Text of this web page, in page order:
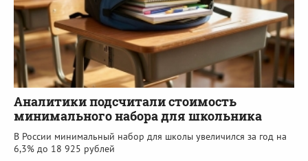
Аналитики подсчитали стоимость
минимального набора для школьника
В России минимальный набор для школы увеличился за год на
6,3% до 18 925 рублей